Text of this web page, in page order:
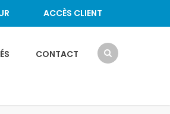
ACCÈS CLIENT
CONTACT